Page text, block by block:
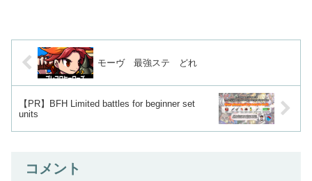
モーヴ 最強ステ どれ
【PR】BFH Limited battles for beginner set
units
コメント